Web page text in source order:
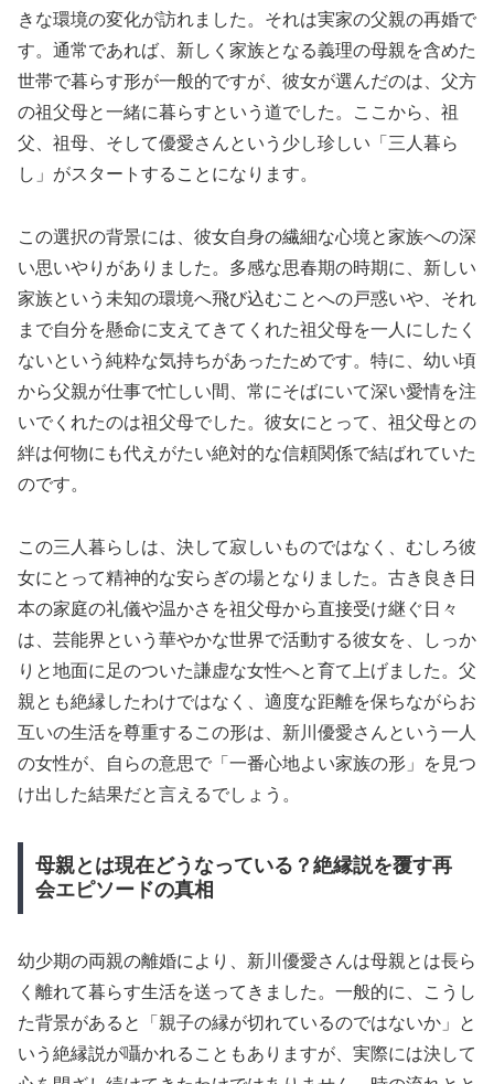
きな環境の変化が訪れました。それは実家の父親の再婚で
す。通常であれば、新しく家族となる義理の母親を含めた
世帯で暮らす形が一般的ですが、彼女が選んだのは、父方
の祖父母と一緒に暮らすという道でした。ここから、祖
父、祖母、そして優愛さんという少し珍しい「三人暮ら
し」がスタートすることになります。
この選択の背景には、彼女自身の繊細な心境と家族への深
い思いやりがありました。多感な思春期の時期に、新しい
家族という未知の環境へ飛び込むことへの戸惑いや、それ
まで自分を懸命に支えてきてくれた祖父母を一人にしたく
ないという純粋な気持ちがあったためです。特に、幼い頃
から父親が仕事で忙しい間、常にそばにいて深い愛情を注
いでくれたのは祖父母でした。彼女にとって、祖父母との
絆は何物にも代えがたい絶対的な信頼関係で結ばれていた
のです。
この三人暮らしは、決して寂しいものではなく、むしろ彼
女にとって精神的な安らぎの場となりました。古き良き日
本の家庭の礼儀や温かさを祖父母から直接受け継ぐ日々
は、芸能界という華やかな世界で活動する彼女を、しっか
りと地面に足のついた謙虚な女性へと育て上げました。父
親とも絶縁したわけではなく、適度な距離を保ちながらお
互いの生活を尊重するこの形は、新川優愛さんという一人
の女性が、自らの意思で「一番心地よい家族の形」を見つ
け出した結果だと言えるでしょう。
母親とは現在どうなっている？絶縁説を覆す再
会エピソードの真相
幼少期の両親の離婚により、新川優愛さんは母親とは長ら
く離れて暮らす生活を送ってきました。一般的に、こうし
た背景があると「親子の縁が切れているのではないか」と
いう絶縁説が囁かれることもありますが、実際には決して